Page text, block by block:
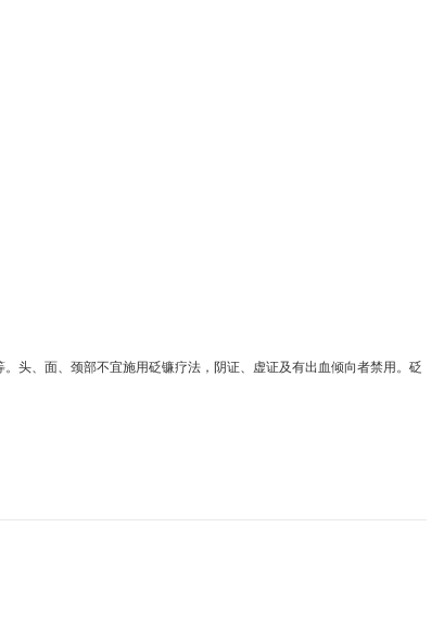
头、面、颈部不宜施用砭镰疗法，阴证、虚证及有出血倾向者禁用。砭